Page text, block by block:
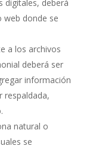
digitales, deberá
web donde se
a los archivos
deberá ser
información
respaldada,
natural o
se